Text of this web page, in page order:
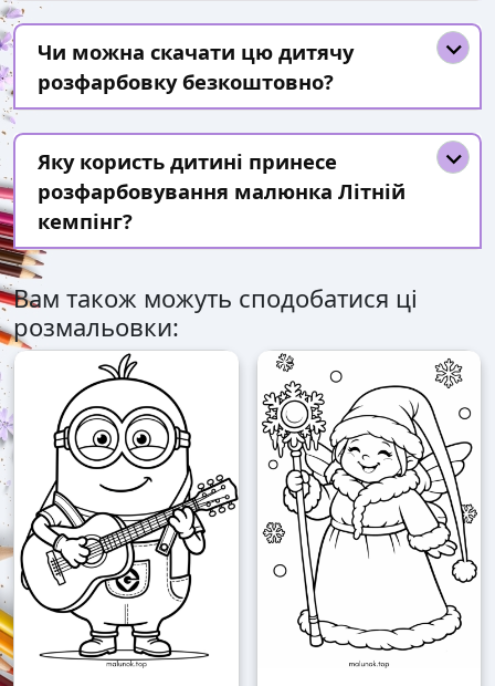
Чи можна скачати цю дитячу
розфарбовку безкоштовно?
Яку користь дитині принесе
розфарбовування малюнка Літній
кемпінг?
Вам також можуть сподобатися ці
розмальовки: